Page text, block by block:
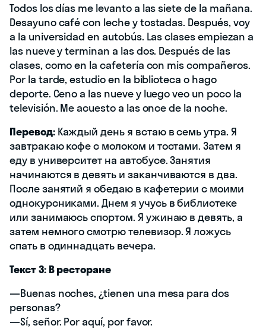
Todos los días me levanto a las siete de la mañana.
Desayuno café con leche y tostadas. Después, voy
a la universidad en autobús. Las clases empiezan a
las nueve y terminan a las dos. Después de las
clases, como en la cafetería con mis compañeros.
Por la tarde, estudio en la biblioteca o hago
deporte. Ceno a las nueve y luego veo un poco la
televisión. Me acuesto a las once de la noche.
Перевод:Каждый день я встаю в семь утра. Я
завтракаю кофе с молоком и тостами. Затем я
еду в университет на автобусе. Занятия
начинаются в девять и заканчиваются в два.
После занятий я обедаю в кафетерии с моими
однокурсниками. Днем я учусь в библиотеке
или занимаюсь спортом. Я ужинаю в девять, а
затем немного смотрю телевизор. Я ложусь
спать в одиннадцать вечера.
Текст 3: В ресторане
—Buenas noches, ¿tienen una mesa para dos
personas?
—Sí, señor. Por aquí, por favor.